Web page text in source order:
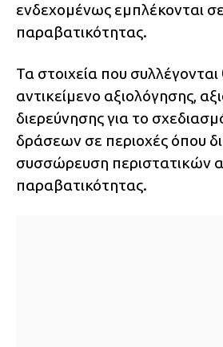
ενδεχομένως εμπλέκονται
παραβατικότητας.
Τα στοιχεία που
αντικείμενο αξιολόγησης,
διερεύνησης για το
δράσεων σε περιοχές όπου
συσσώρευση περιστατικών
παραβατικότητας.